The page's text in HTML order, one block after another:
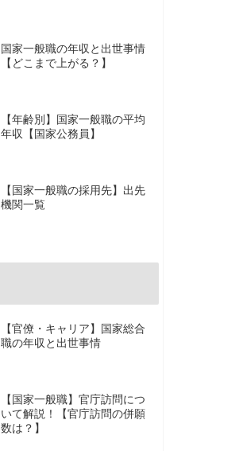
国家一般職の年収と出世事情
【どこまで上がる？】
【年齢別】国家一般職の平均
年収【国家公務員】
【国家一般職の採用先】出先
機関一覧
【官僚・キャリア】国家総合
職の年収と出世事情
【国家一般職】官庁訪問につ
いて解説！【官庁訪問の併願
数は？】